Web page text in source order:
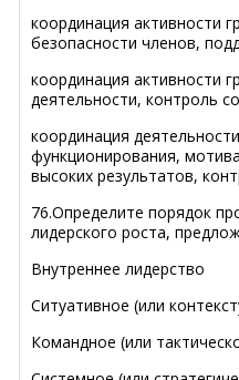
координация активности
безопасности членов,
координация активности
деятельности, контроль
координация
функционирования,
высоких результатов,
76.Определите порядок
лидерского роста,
Внутреннее лидерство
Ситуативное (или
Командное (или